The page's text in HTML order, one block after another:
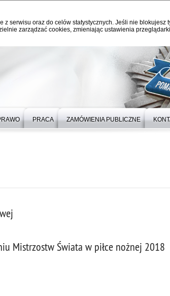
serwisu oraz do celów statystycznych. Jeśli nie blokujesz
zarządzać cookies, zmieniając ustawienia
PRACA ZAMÓWIENIA PUBLICZNE
Mistrzostw Świata w piłce nożnej 2018